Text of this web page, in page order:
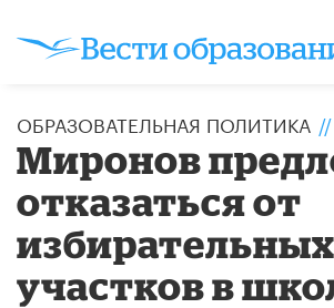
ОБРАЗОВАТЕЛЬНАЯ ПОЛИТИКА //
Миронов
отказаться от
избирательных
участков в